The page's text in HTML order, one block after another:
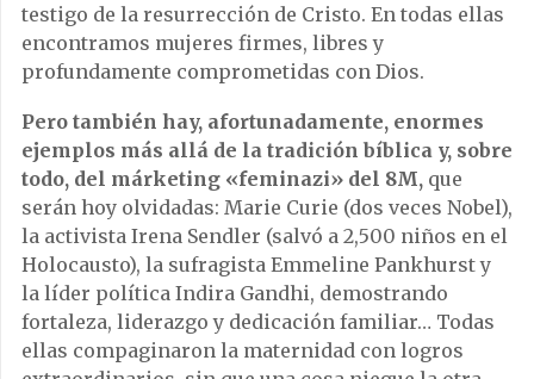
testigo de la resurrección de Cristo. En todas ellas
encontramos mujeres firmes, libres y
profundamente comprometidas con Dios.
Pero también hay, afortunadamente, enormes
ejemplos más allá de la tradición bíblica y, sobre
todo, del márketing «feminazi» del 8M, que
serán hoy olvidadas: Marie Curie (dos veces Nobel),
la activista Irena Sendler (salvó a 2,500 niños en el
Holocausto), la sufragista Emmeline Pankhurst y
la líder política Indira Gandhi, demostrando
fortaleza, liderazgo y dedicación familiar… Todas
ellas compaginaron la maternidad con logros